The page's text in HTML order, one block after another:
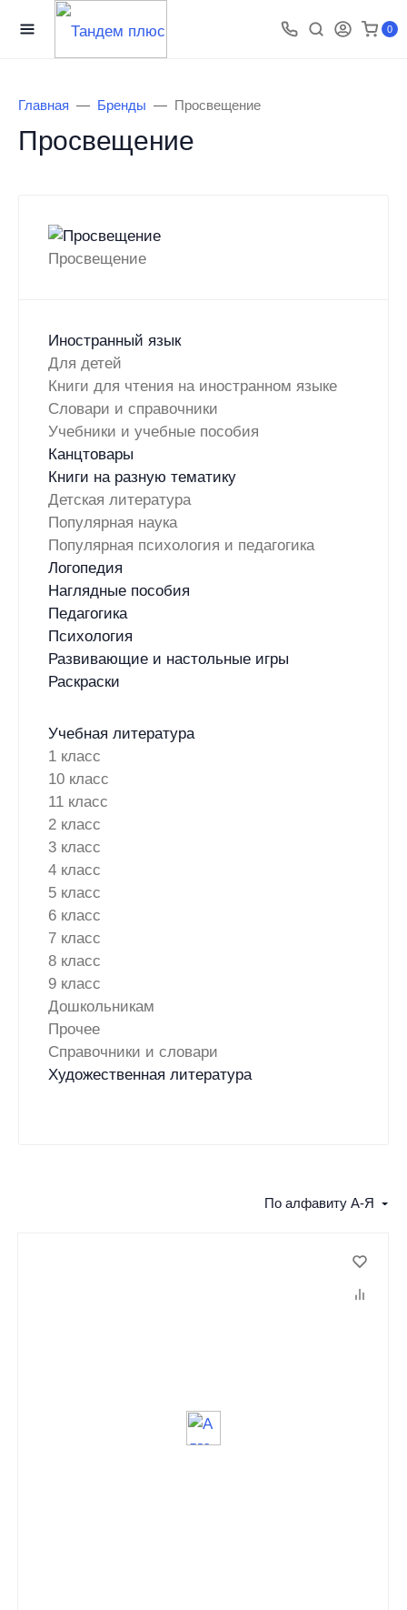
0
Главная Бренды Просвещение
Просвещение
Просвещение
Иностранный язык
Для детей
Книги для чтения на иностранном языке
Словари и справочники
Учебники и учебные пособия
Канцтовары
Книги на разную тематику
Детская литература
Популярная наука
Популярная психология и педагогика
Логопедия
Наглядные пособия
Педагогика
Психология
Развивающие и настольные игры
Раскраски
Учебная литература
1 класс
10 класс
11 класс
2 класс
3 класс
4 класс
5 класс
6 класс
7 класс
8 класс
9 класс
Дошкольникам
Прочее
Справочники и словари
Художественная литература
По алфавиту А-Я